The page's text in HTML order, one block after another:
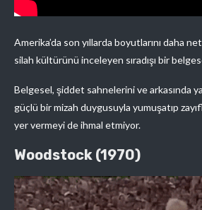
Amerika’da son yıllarda boyutlarını daha
silah kültürünü inceleyen sıradışı bir
Belgesel, şiddet sahnelerini ve arkasında
güçlü bir mizah duygusuyla yumuşatıp
yer vermeyi de ihmal etmiyor.
Woodstock (1970)